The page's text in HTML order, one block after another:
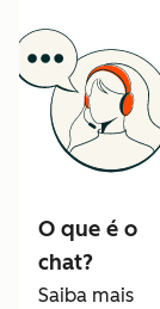
O que é o
chat?
Saiba mais